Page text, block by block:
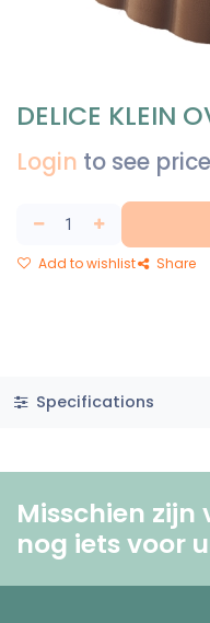
DELICE KLEIN
Login to see price
Add to wishlist Share
Specifications
Misschien
nog iets voor